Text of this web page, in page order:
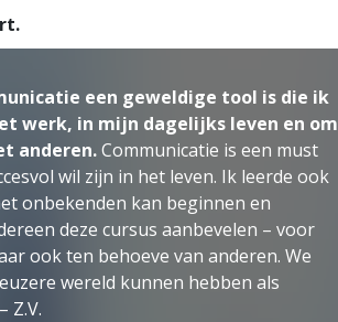
een geweldige tool is die ik
werk, in mijn dagelijks leven en om
anderen.Communicatie is een must
wil zijn in het leven. Ik leerde ook
onbekenden kan beginnen en
deze cursus aanbevelen – voor
ook ten behoeve van anderen. We
wereld kunnen hebben als
Z.V.